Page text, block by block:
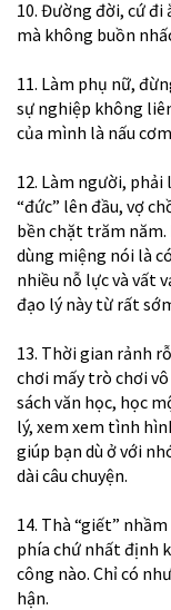
10. Đường đời, cứ
mà không buồn
11. Làm phụ nữ,
sự nghiệp không
của mình là nấu
12. Làm người, phải
“đức” lên đầu, vợ
bền chặt trăm
dùng miệng nói là
nhiều nỗ lực và vất
đạo lý này từ rất
13. Thời gian rảnh
chơi mấy trò chơi
sách văn học, học
lý, xem xem tình
giúp bạn dù ở với
dài câu chuyện.
14. Thà “giết”
phía chứ nhất định
công nào. Chỉ có
hận.